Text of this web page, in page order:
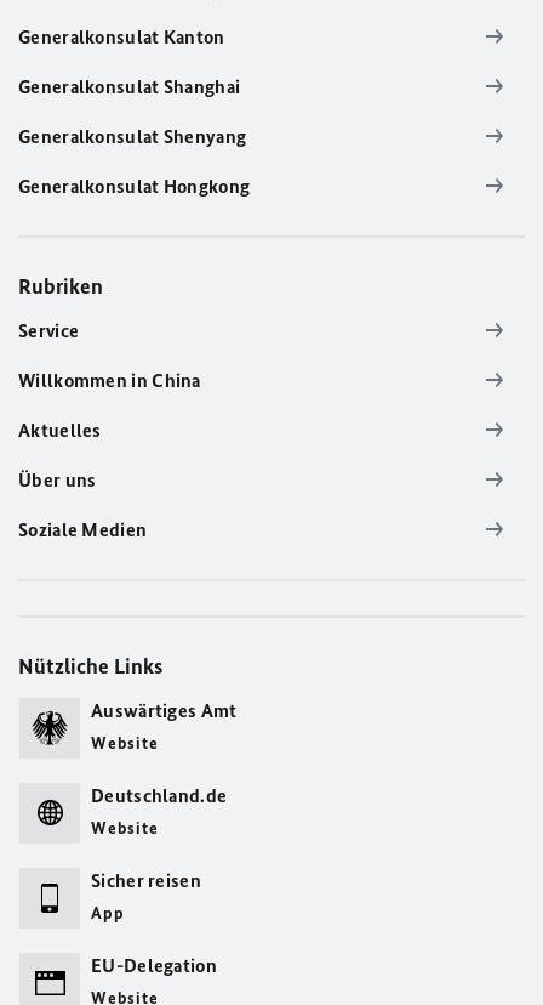
Generalkonsulat Kanton
Generalkonsulat Shanghai
Generalkonsulat Shenyang
Generalkonsulat Hongkong
Rubriken
Service
Willkommen in China
Aktuelles
Über uns
Soziale Medien
Nützliche Links
Auswärtiges Amt
Website
Deutschland.de
Website
Sicher reisen
App
EU-Delegation
Website